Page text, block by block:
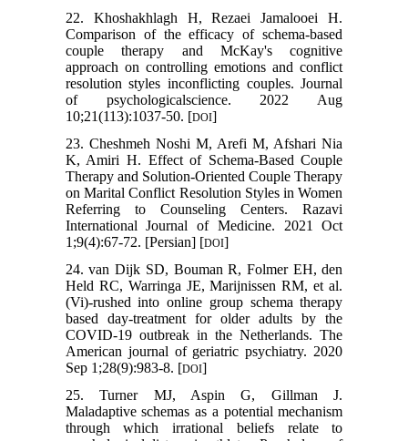
22. Khoshakhlagh H, Rezaei Jamalooei H.
Comparison of the efficacy of schema-based
couple therapy and McKay's cognitive
approach on controlling emotions and conflict
resolution styles inconflicting couples. Journal
of psychologicalscience. 2022 Aug
10;21(113):1037-50. [DOI]
23. Cheshmeh Noshi M, Arefi M, Afshari Nia
K, Amiri H. Effect of Schema-Based Couple
Therapy and Solution-Oriented Couple Therapy
on Marital Conflict Resolution Styles in Women
Referring to Counseling Centers. Razavi
International Journal of Medicine. 2021 Oct
1;9(4):67-72. [Persian] [DOI]
24. van Dijk SD, Bouman R, Folmer EH, den
Held RC, Warringa JE, Marijnissen RM, et al.
(Vi)-rushed into online group schema therapy
based day-treatment for older adults by the
COVID-19 outbreak in the Netherlands. The
American journal of geriatric psychiatry. 2020
Sep 1;28(9):983-8. [DOI]
25. Turner MJ, Aspin G, Gillman J.
Maladaptive schemas as a potential mechanism
through which irrational beliefs relate to